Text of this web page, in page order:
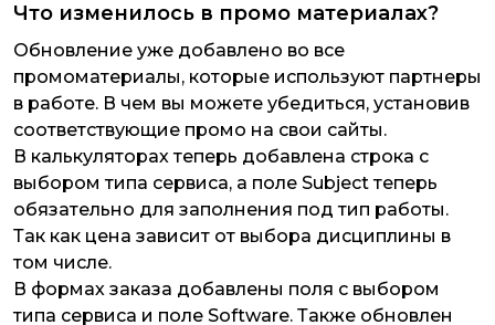
Что изменилось в промо материалах?
Обновление уже добавлено во все
промоматериалы, которые используют партнеры
в работе. В чем вы можете убедиться, установив
соответствующие промо на свои сайты.
В калькуляторах теперь добавлена строка с
выбором типа сервиса, а поле Subject теперь
обязательно для заполнения под тип работы.
Так как цена зависит от выбора дисциплины в
том числе.
В формах заказа добавлены поля с выбором
типа сервиса и поле Software. Также обновлен